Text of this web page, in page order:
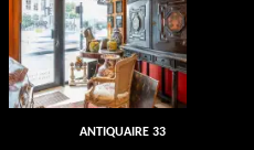
ANTIQUAIRE 33